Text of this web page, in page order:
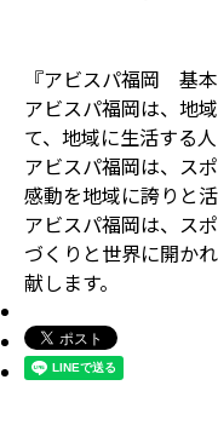
『アビスパ福岡 基本
アビスパ福岡は、地
て、地域に生活する
アビスパ福岡は、ス
感動を地域に誇りと活
アビスパ福岡は、ス
づくりと世界に開か
献します。